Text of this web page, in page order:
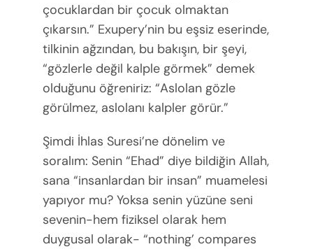
çocuklardan bir çocuk olmaktan
çıkarsın.” Exupery’nin bu eşsiz eserinde,
tilkinin ağzından, bu bakışın, bir şeyi,
“gözlerle değil kalple görmek” demek
olduğunu öğreniriz: “Aslolan gözle
görülmez, aslolanı kalpler görür.”
Şimdi İhlas Suresi’ne dönelim ve
soralım: Senin “Ehad” diye bildiğin Allah,
sana “insanlardan bir insan” muamelesi
yapıyor mu? Yoksa senin yüzüne seni
sevenin-hem fiziksel olarak hem
duygusal olarak- “nothing’ compares